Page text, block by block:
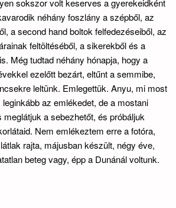
sokszor volt keserves a gyerekeidként
néhány foszlány a szépből, az
a second hand boltok felfedezéseiből, az
feltöltéséből, a sikerekből és a
Még tudtad néhány hónapja, hogy a
ezelőtt bezárt, eltűnt a semmibe,
leltünk. Emlegettük. Anyu, mi most
az emlékedet, de a mostani
a sebezhetőt, és próbáljuk
Nem emlékeztem erre a fotóra,
rajta, májusban készült, négy éve,
beteg vagy, épp a Dunánál voltunk.